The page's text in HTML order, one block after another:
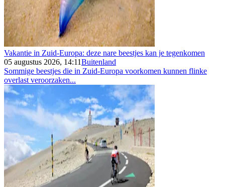
Vakantie in Zuid-Europa: deze nare beestjes kan je tegenkomen
05 augustus 2026, 14:11Buitenland
Sommige beestjes die in Zuid-Europa voorkomen kunnen flinke
overlast veroorzaken...